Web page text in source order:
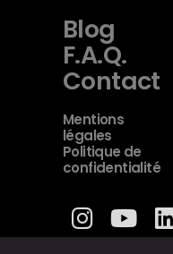
Blog
F.A.Q.
Contact
Mentions
légales
Politique de
confidentialité